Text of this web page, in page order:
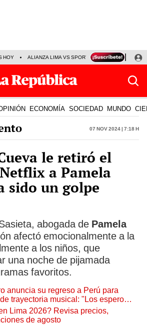
HOY ALIANZA LIMA VS SPORT BOYS JORGE
ECONOMÍA SOCIEDAD MUNDO
07 Nov 2024 | 7:18 h
le retiró el
a Pamela
sido un golpe
abogada de Pamela
afectó emocionalmente a la
a los niños, que
una noche de pijamada
favoritos.
anuncia su regreso a Perú para
trayectoria musical: "Los espero
ustedes”
Lima 2026? Revisa precios,
de agosto